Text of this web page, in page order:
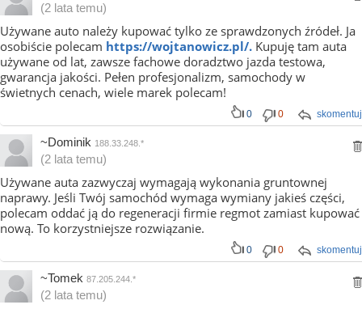
(2 lata temu)
Używane auto należy kupować tylko ze sprawdzonych źródeł. Ja
osobiście polecam https://wojtanowicz.pl/. Kupuję tam auta
używane od lat, zawsze fachowe doradztwo jazda testowa,
gwarancja jakości. Pełen profesjonalizm, samochody w
świetnych cenach, wiele marek polecam!
skomentuj
0 0
~Dominik 188.33.248.*
(2 lata temu)
Używane auta zazwyczaj wymagają wykonania gruntownej
naprawy. Jeśli Twój samochód wymaga wymiany jakieś części,
polecam oddać ją do regeneracji firmie regmot zamiast kupować
nową. To korzystniejsze rozwiązanie.
skomentuj
0 0
~Tomek 87.205.244.*
(2 lata temu)